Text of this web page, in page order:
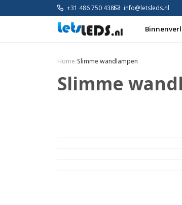
+31 486 750 438 info@letsleds.nl
Binnenverlichting
Home/Slimme wandlampen
Slimme